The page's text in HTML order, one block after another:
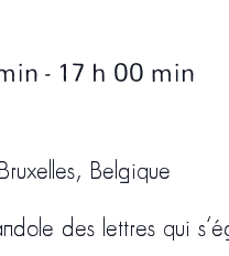
- 17 h 00 min
Belgique
des lettres qui